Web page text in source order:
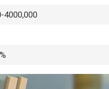
4000,000